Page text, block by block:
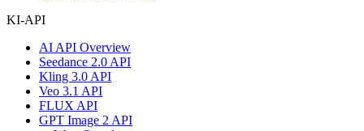
KI-API
AI API Overview
Seedance 2.0 API
Kling 3.0 API
Veo 3.1 API
FLUX API
GPT Image 2 API